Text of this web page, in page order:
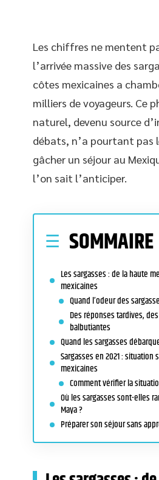
Les chiffres ne mentent
l’arrivée massive des
côtes mexicaines a
milliers de voyageurs. Ce
naturel, devenu source
débats, n’a pourtant pas
gâcher un séjour au
l’on sait l’anticiper.
SOMMAIRE
Les sargasses : de la haute
mexicaines
Quand l’odeur des
Des réponses tardives,
balbutiantes
Quand les sargasses
Sargasses en 2021 : situation
mexicaines
Comment vérifier la
Où les sargasses sont-elles
Maya ?
Préparer son séjour sans